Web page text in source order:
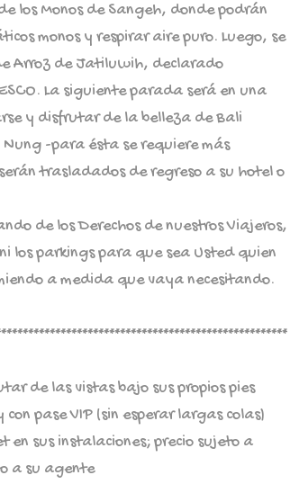
los Monos de Sangeh, donde podrán
monos y respirar aire puro. Luego, se
Arroz de Jatiluwih, declarado
La siguiente parada será en una
y disfrutar de la belleza de Bali
-para ésta se requiere más
trasladados de regreso a su hotel o
de los Derechos de nuestros Viajeros,
los parkings para que sea Usted quien
a medida que vaya necesitando.
de las vistas bajo sus propios pies
pase VIP (sin esperar largas colas)
sus instalaciones; precio sujeto a
a su agente